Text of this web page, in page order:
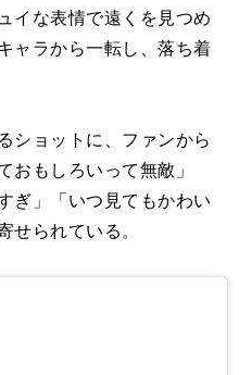
イな表情で遠くを見つめ
ャラから一転し、落ち着
ショットに、ファンから
おもしろいって無敵」
ぎ」「いつ見てもかわい
られている。